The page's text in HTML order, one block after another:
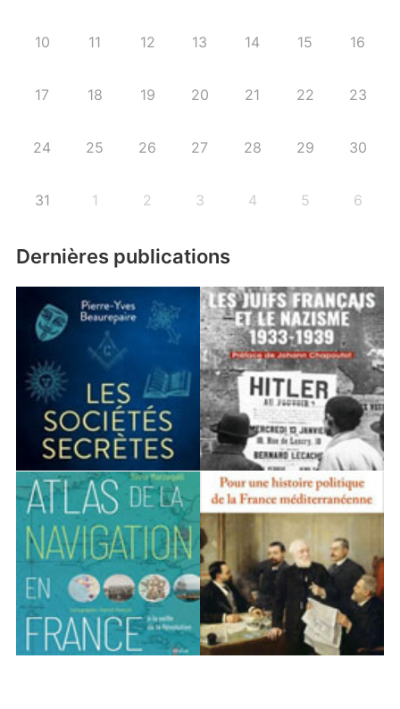
10 11 12 13 14 15 16
17 18 19 20 21 22 23
24 25 26 27 28 29 30
31 1 2 3 4 5 6
Dernières publications